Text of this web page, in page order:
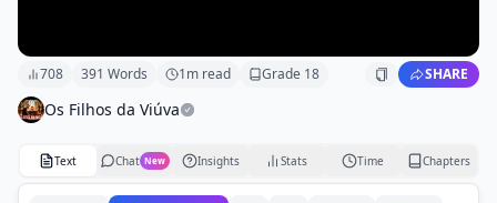
708 391 Words 1m read Grade 18 SHARE
Os Filhos da Viúva
Text Chat New Insights Stats Time Chapters